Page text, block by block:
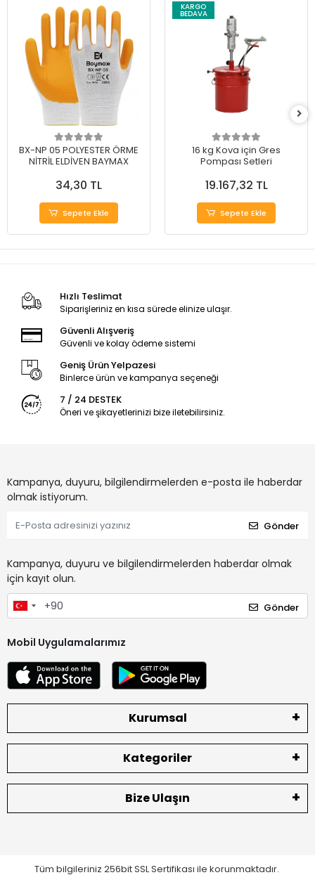
BX-NP 05 POLYESTER ÖRME
NİTRİL ELDİVEN BAYMAX
34,30 TL
Sepete Ekle
KARGO
BEDAVA
16 kg Kova için Gres
Pompası Setleri
19.167,32 TL
Sepete Ekle
Hızlı Teslimat
Siparişleriniz en kısa sürede elinize ulaşır.
Güvenli Alışveriş
Güvenli ve kolay ödeme sistemi
Geniş Ürün Yelpazesi
Binlerce ürün ve kampanya seçeneği
7 / 24 DESTEK
Öneri ve şikayetlerinizi bize iletebilirsiniz.
Kampanya, duyuru, bilgilendirmelerden e-posta ile haberdar
olmak istiyorum.
Gönder
Kampanya, duyuru ve bilgilendirmelerden haberdar olmak
için kayıt olun.
Gönder
Mobil Uygulamalarımız
Kurumsal
Kategoriler
Bize Ulaşın
Tüm bilgileriniz 256bit SSL Sertifikası ile korunmaktadır.